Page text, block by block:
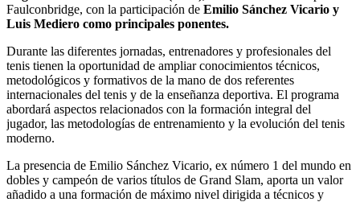
Faulconbridge, con la participación de Emilio Sánchez Vicario y
Luis Mediero como principales ponentes.
Durante las diferentes jornadas, entrenadores y profesionales del
tenis tienen la oportunidad de ampliar conocimientos técnicos,
metodológicos y formativos de la mano de dos referentes
internacionales del tenis y de la enseñanza deportiva. El programa
abordará aspectos relacionados con la formación integral del
jugador, las metodologías de entrenamiento y la evolución del tenis
moderno.
La presencia de Emilio Sánchez Vicario, ex número 1 del mundo en
dobles y campeón de varios títulos de Grand Slam, aporta un valor
añadido a una formación de máximo nivel dirigida a técnicos y